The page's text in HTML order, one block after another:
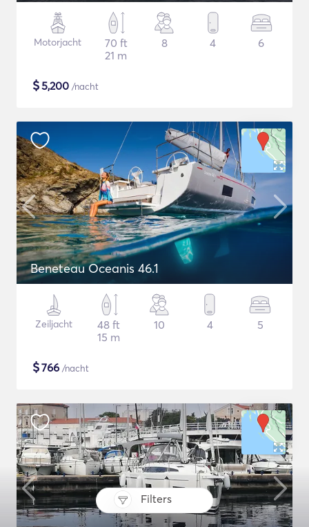
Filters
Motorjacht
70 ft
21 m
8 4 6
$5,200 /nacht
Beneteau Oceanis 46.1
Zeiljacht
48 ft
15 m
10 4 5
$766 /nacht